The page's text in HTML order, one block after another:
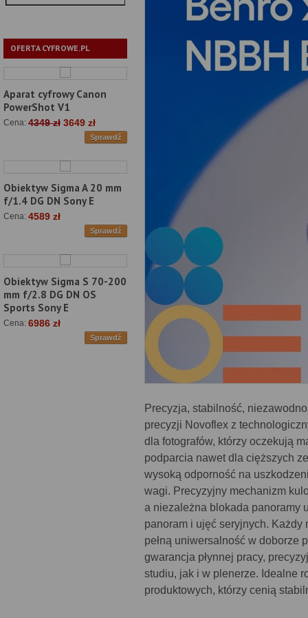
OFERTA CYFROWE.PL
Aparat cyfrowy Canon
PowerShot V1
Cena: 4349 zł 3649 zł
Sprawdź
Obiektyw Sigma A 20 mm
f/1.4 DG DN Sony E
Cena: 4589 zł
Sprawdź
Obiektyw Sigma S 70-200
mm f/2.8 DG DN OS
Sports Sony E
Cena: 6986 zł
Sprawdź
Precyzja, stabilność,
precyzji Novoflex z
dla fotografów, którzy oczekują
podparcia nawet dla cięższych
wysoką odporność na
wagi. Precyzyjny mechanizm
a niezależna blokada panoramy
panoram i ujęć seryjnych.
pełną uniwersalność w doborze
gwarancja płynnej pracy,
studiu, jak i w plenerze. Idealne
produktowych, którzy cenią